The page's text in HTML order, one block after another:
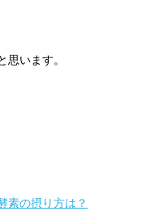
思います。
素の摂り方は？